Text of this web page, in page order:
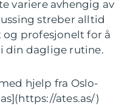
variere avhengig av
streber alltid
profesjonelt for å
din daglige rutine.
hjelp fra Oslo-
ates.as/)